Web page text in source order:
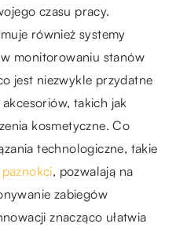
czasu pracy.
również systemy
monitorowaniu stanów
jest niezwykle przydatne
takich jak
kosmetyczne. Co
technologiczne, takie
, pozwalają na
zabiegów
znacząco ułatwia